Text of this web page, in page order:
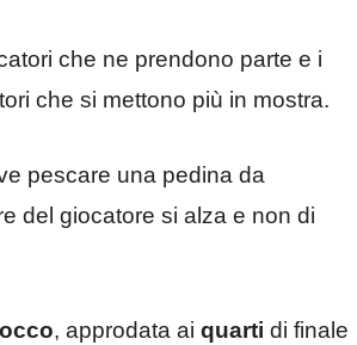
che ne prendono parte e i
che si mettono più in mostra.
pescare una pedina da
del giocatore si alza e non di
, approdata ai quarti di finale